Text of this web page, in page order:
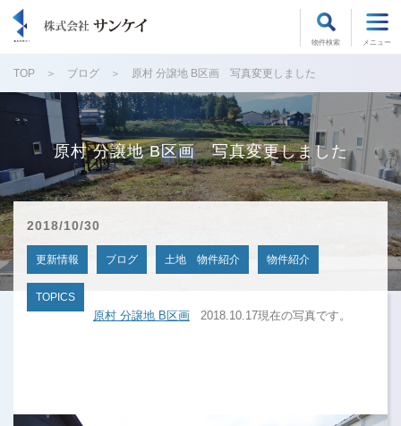
メニュー
物件検索
TOP ブログ 原村 分譲地 B区画 写真変更しました
原村 分譲地 B区画 写真変更しました
2018/10/30
更新情報 ブログ 土地 物件紹介 物件紹介
TOPICS
原村 分譲地 B区画 2018.10.17現在の写真です。